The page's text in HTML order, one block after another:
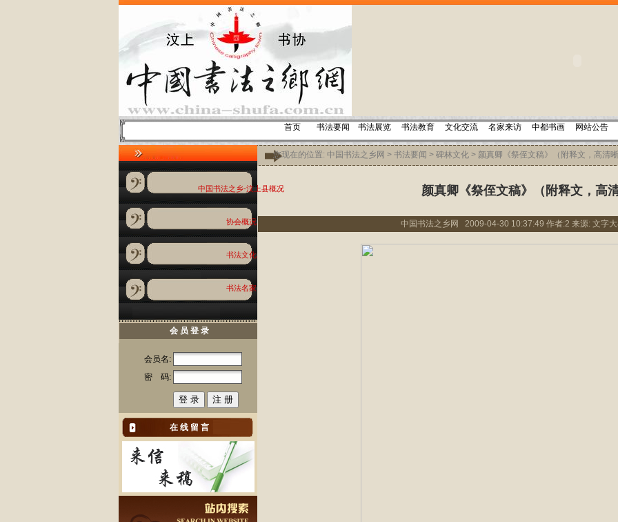
首页 书法要闻 书法展览 书法教育 文化交流 名家来访 中都书画 网站公告
中国书法之乡-汶上县概况
协会概况
书法文化
书法名家
会 员 登 录
会员名:
密 码:
在 线 留 言
您现在的位置: 中国书法之乡网 > 书法要闻 > 碑林文化 > 颜真卿《祭侄文稿》（附释文，高清
颜真卿《祭侄文稿》（附释文，高
中国书法之乡网 2009-04-30 10:37:49 作者:2 来源: 文字